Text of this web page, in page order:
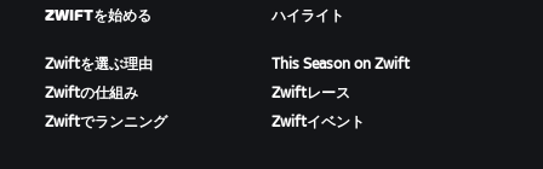
ZWIFTを始める
Zwiftを選ぶ理由
Zwiftの仕組み
Zwiftでランニング
ハイライト
This Season on Zwift
Zwiftレース
Zwiftイベント